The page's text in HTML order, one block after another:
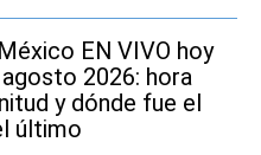
EN VIVO hoy
2026: hora
y dónde fue el
último